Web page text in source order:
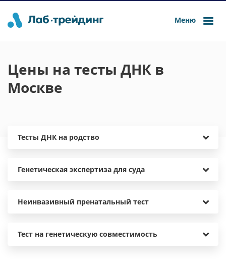
Меню
Цены на тесты ДНК в
Москве
Тесты ДНК на родство
Генетическая экспертиза для суда
Неинвазивный пренатальный тест
Тест на генетическую совместимость